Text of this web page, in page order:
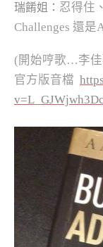
瑞餚姐： 忍得住
Challenges 還是
(開始哼歌…李
官方版音檔
v=L_GJWjwh3Dc